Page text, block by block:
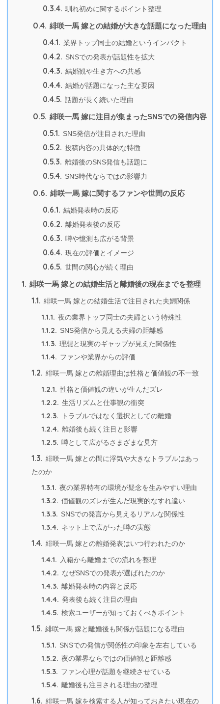
0.3.4. 馴れ初めに関するポイント整理
0.4. 緋咲一馬 嫁との結婚が大きな話題になった理由
0.4.1. 業界トップ同士の結婚というインパクト
0.4.2. SNSでの発表が話題性を拡大
0.4.3. 結婚観や生き方への共感
0.4.4. 結婚が話題になった主な要因
0.4.5. 話題が長く続いた理由
0.5. 緋咲一馬 嫁に注目が集まったSNSでの発信内容
0.5.1. SNS発信が注目された理由
0.5.2. 投稿内容の具体的な特徴
0.5.3. 離婚後のSNS発信も話題に
0.5.4. SNS時代ならではの影響力
0.6. 緋咲一馬 嫁に関するファンや世間の反応
0.6.1. 結婚発表時の反応
0.6.2. 離婚発表後の反応
0.6.3. 噂や憶測も広がる背景
0.6.4. 現在の評価とイメージ
0.6.5. 世間の関心が続く理由
1. 緋咲一馬 嫁との結婚生活と離婚後の現在までを整理
1.1. 緋咲一馬 嫁との結婚生活で注目された夫婦関係
1.1.1. 夜の業界トップ同士の夫婦という特殊性
1.1.2. SNS発信から見える夫婦の距離感
1.1.3. 理想と現実のギャップが見えた関係性
1.1.4. ファンや業界からの評価
1.2. 緋咲一馬 嫁との離婚理由は性格と価値観の不一致
1.2.1. 性格と価値観の違いが生んだズレ
1.2.2. 生活リズムと仕事観の衝突
1.2.3. トラブルではなく選択としての離婚
1.2.4. 離婚後も続く注目と影響
1.2.5. 噂として広がるさまざまな見方
1.3. 緋咲一馬 嫁との間に浮気や大きなトラブルはあっ
たのか
1.3.1. 夜の業界特有の環境が疑念を生みやすい理由
1.3.2. 価値観のズレが生んだ現実的なすれ違い
1.3.3. SNSでの発言から見えるリアルな関係性
1.3.4. ネット上で広がった噂の実態
1.4. 緋咲一馬 嫁との離婚発表はいつ行われたのか
1.4.1. 入籍から離婚までの流れを整理
1.4.2. なぜSNSでの発表が選ばれたのか
1.4.3. 離婚発表時の内容と反応
1.4.4. 発表後も続く注目の理由
1.4.5. 検索ユーザーが知っておくべきポイント
1.5. 緋咲一馬 嫁と離婚後も関係が話題になる理由
1.5.1. SNSでの発信が関係性の印象を左右している
1.5.2. 夜の業界ならではの価値観と距離感
1.5.3. ファン心理が話題を継続させている
1.5.4. 離婚後も注目される理由の整理
1.6. 緋咲一馬 嫁を検索する人が知っておきたい現在の